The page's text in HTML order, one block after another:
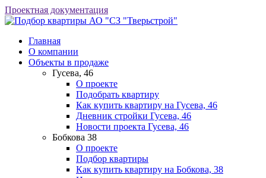
Проектная документация
АО "СЗ "Тверьстрой"
Главная
О компании
Объекты в продаже
Гусева, 46
О проекте
Подобрать квартиру
Как купить квартиру на Гусева, 46
Дневник стройки Гусева, 46
Новости проекта Гусева, 46
Бобкова 38
О проекте
Подбор квартиры
Как купить квартиру на Бобкова, 38